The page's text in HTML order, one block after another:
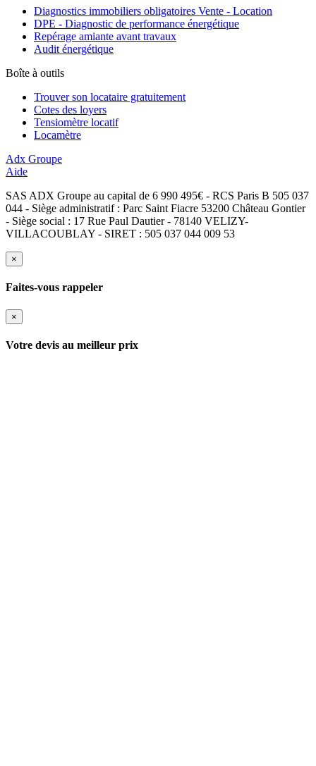
Diagnostics immobiliers obligatoires Vente - Location
DPE - Diagnostic de performance énergétique
Repérage amiante avant travaux
Audit énergétique
Boîte à outils
Trouver son locataire gratuitement
Cotes des loyers
Tensiomètre locatif
Locamètre
Adx Groupe
Aide
SAS ADX Groupe au capital de 6 990 495€ - RCS Paris B 505 037
044 - Siège administratif : Parc Saint Fiacre 53200 Château Gontier
- Siège social : 17 Rue Paul Dautier - 78140 VELIZY-
VILLACOUBLAY - SIRET : 505 037 044 009 53
×
Faites-vous rappeler
×
Votre devis au meilleur prix